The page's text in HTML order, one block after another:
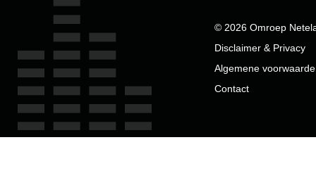
© 2026 Omroep
Disclaimer & Privacy
Algemene
Contact